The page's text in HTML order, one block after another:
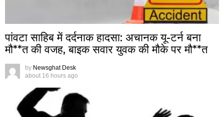
पांवटा साहिब में दर्दनाक हादसा: अचानक यू-टर्न बना
मौ**त की वजह, बाइक सवार युवक की मौके पर मौ**त
by Newsghat Desk
about 16 hours ago